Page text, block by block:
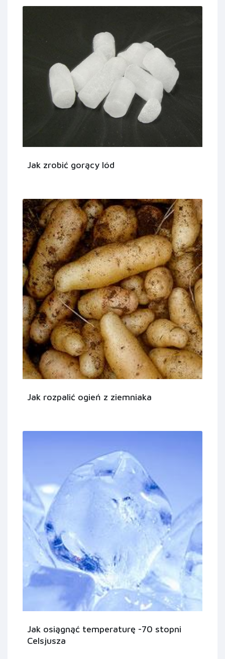
Jak zrobić gorący lód
Jak rozpalić ogień z ziemniaka
Jak osiągnąć temperaturę -70 stopni
Celsjusza